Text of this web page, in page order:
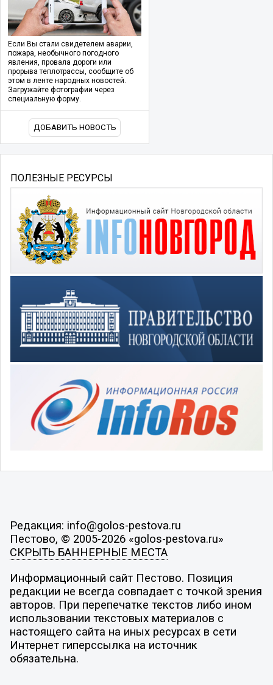
Если Вы стали свидетелем аварии,
пожара, необычного погодного
явления, провала дороги или
прорыва теплотрассы, сообщите об
этом в ленте народных новостей.
Загружайте фотографии через
специальную форму.
ДОБАВИТЬ НОВОСТЬ
ПОЛЕЗНЫЕ РЕСУРСЫ
Редакция: info@golos-pestova.ru
Пестово, © 2005-2026 «golos-pestova.ru»
СКРЫТЬ БАННЕРНЫЕ МЕСТА
Информационный сайт Пестово. Позиция
редакции не всегда совпадает с точкой зрения
авторов. При перепечатке текстов либо ином
использовании текстовых материалов с
настоящего сайта на иных ресурсах в сети
Интернет гиперссылка на источник
обязательна.